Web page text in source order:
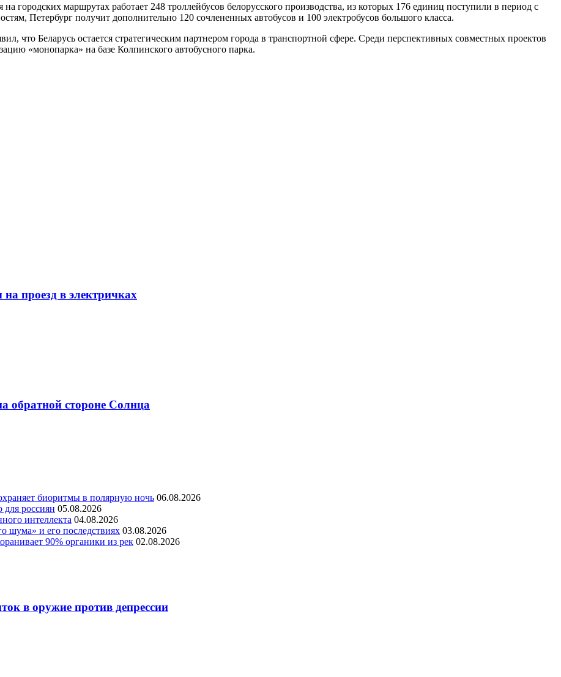
городских маршрутах работает 248 троллейбусов белорусского производства, из которых 176 единиц поступили в период с
Петербург получит дополнительно 120 сочлененных автобусов и 100 электробусов большого класса.
что Беларусь остается стратегическим партнером города в транспортной сфере. Среди перспективных совместных проектов
«монопарка» на базе Колпинского автобусного парка.
проезд в электричках
стороне Солнца
биоритмы в полярную ночь 06.08.2026
для россиян 05.08.2026
интеллекта 04.08.2026
шума» и его последствиях 03.08.2026
90% органики из рек 02.08.2026
в оружие против депрессии